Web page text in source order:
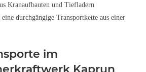
Kranaufbauten und Tiefladern
durchgängige Transportkette aus einer
im
Kaprun